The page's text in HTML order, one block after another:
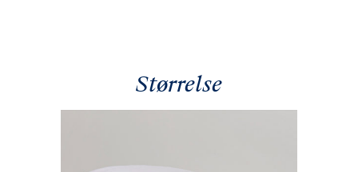
Størrelse